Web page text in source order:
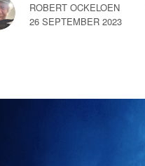
ROBERT OCKELOEN
26 SEPTEMBER 2023